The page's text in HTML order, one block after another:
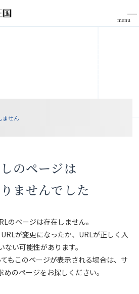
menu
ません
のページは
ませんでした
のページは存在しません。
が変更になったか、URLが正しく入
ない可能性があります。
もこのページが表示される場合は、サ
めのページをお探しください。